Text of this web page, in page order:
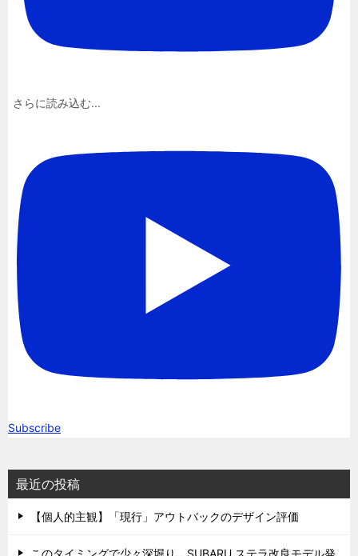
さらに読み込む...
Subscribe
最近の投稿
【個人的主観】「現行」アウトバックのデザイン評価
このタイミングで少々深堀り。SUBARU ステラ改良モデル発